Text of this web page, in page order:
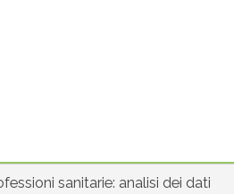
sanitarie: analisi dei dati